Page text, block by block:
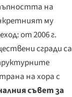
на
му
от 2006 г.
сгради са
на хора с
съвет за